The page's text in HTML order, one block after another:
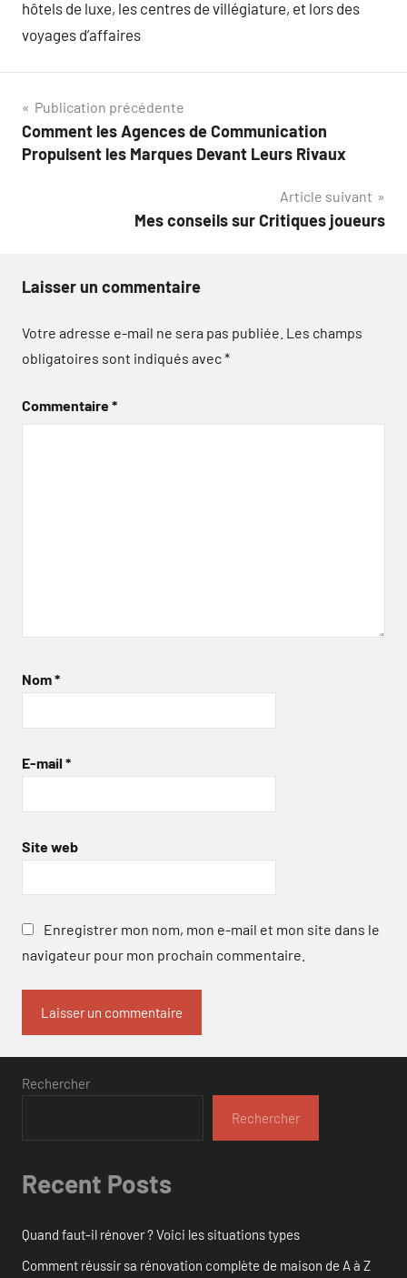
hôtels de luxe, les centres de villégiature, et lors des
voyages d’affaires
Navigation
de
Publication précédente
Comment les Agences de Communication
Propulsent les Marques Devant Leurs Rivaux
Article suivant
Mes conseils sur Critiques joueurs
Laisser un commentaire
Votre adresse e-mail ne sera pas publiée. Les champs
obligatoires sont indiqués avec*
Commentaire*
Nom*
E-mail *
Site web
Enregistrer mon nom, mon e-mail et mon site dans le
navigateur pour mon prochain commentaire.
Rechercher
Rechercher
Recent Posts
Quand faut-il rénover ? Voici les situations types
Comment réussir sa rénovation complète de maison de A à Z